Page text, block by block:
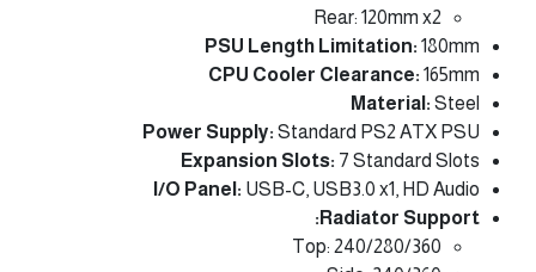
Rear: 120mm x2
PSU Length Limitation: 180mm
CPU Cooler Clearance: 165mm
Material: Steel
Power Supply: Standard PS2 ATX PSU
Expansion Slots: 7 Standard Slots
I/O Panel: USB-C, USB3.0 x1, HD Audio
Radiator Support:
Top: 240/280/360